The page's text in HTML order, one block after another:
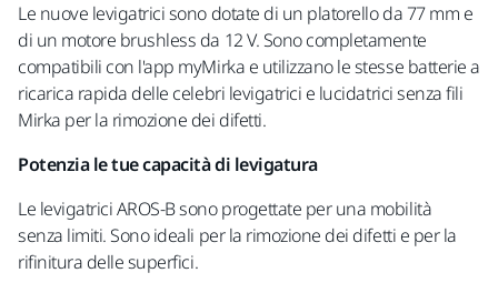
Le nuove levigatrici sono dotate di un platorello da 77 mm e
di un motore brushless da 12 V. Sono completamente
compatibili con l'app myMirka e utilizzano le stesse batterie a
ricarica rapida delle celebri levigatrici e lucidatrici senza fili
Mirka per la rimozione dei difetti.
Potenzia le tue capacità di levigatura
Le levigatrici AROS-B sono progettate per una mobilità
senza limiti. Sono ideali per la rimozione dei difetti e per la
rifinitura delle superfici.